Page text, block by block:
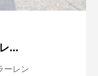
...
ーレン